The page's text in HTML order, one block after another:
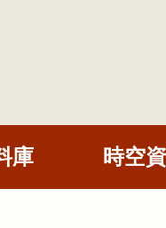
庫 時空